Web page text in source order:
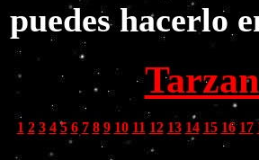
puedes hacerlo
1 2 3 4 5 6 7 8 9 10 11 12 13 14 15 16 17